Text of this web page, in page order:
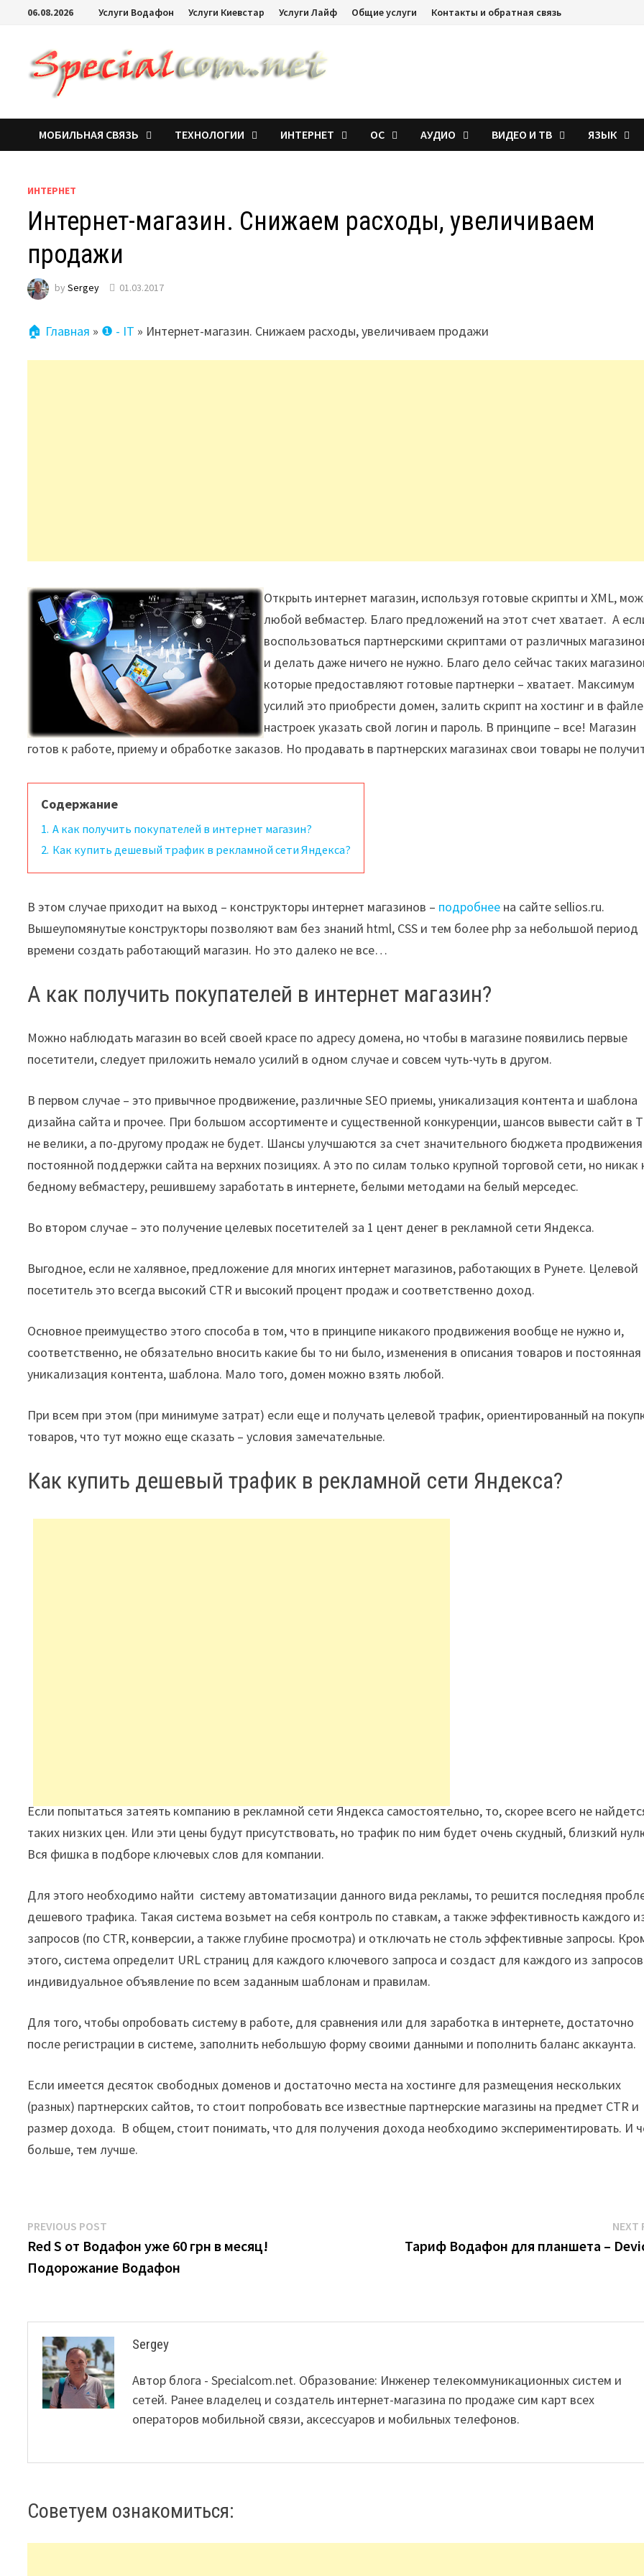
06.08.2026 Услуги Водафон Услуги Киевстар Услуги Лайф Общие услуги Контакты и обратная связь
МОБИЛЬНАЯ СВЯЗЬ ТЕХНОЛОГИИ ИНТЕРНЕТ ОС АУДИО ВИДЕО И ТВ ЯЗЫК
ИНТЕРНЕТ
Интернет-магазин. Снижаем расходы, увеличиваем
продажи
bySergey 01.03.2017
🏠 Главная » ❶ - IT » Интернет-магазин. Снижаем расходы, увеличиваем продажи
Открыть интернет магазин, используя готовые скрипты и XML,
любой вебмастер. Благо предложений на этот счет хватает. А
воспользоваться партнерскими скриптами от различных
и делать даже ничего не нужно. Благо дело сейчас таких
которые предоставляют готовые партнерки – хватает. Максимум
усилий это приобрести домен, залить скрипт на хостинг и в файле
настроек указать свой логин и пароль. В принципе – все! Магазин
готов к работе, приему и обработке заказов. Но продавать в партнерских магазинах свои товары не
Содержание
1. А как получить покупателей в интернет магазин?
2. Как купить дешевый трафик в рекламной сети Яндекса?
В этом случае приходит на выход – конструкторы интернет магазинов – подробнее на сайте sellios.ru.
Вышеупомянутые конструкторы позволяют вам без знаний html, CSS и тем более php за небольшой период
времени создать работающий магазин. Но это далеко не все…
А как получить покупателей в интернет магазин?
Можно наблюдать магазин во всей своей красе по адресу домена, но чтобы в магазине появились первые
посетители, следует приложить немало усилий в одном случае и совсем чуть-чуть в другом.
В первом случае – это привычное продвижение, различные SEO приемы, уникализация контента и шаблона
дизайна сайта и прочее. При большом ассортименте и существенной конкуренции, шансов вывести сайт в
не велики, а по-другому продаж не будет. Шансы улучшаются за счет значительного бюджета
постоянной поддержки сайта на верхних позициях. А это по силам только крупной торговой сети, но никак
бедному вебмастеру, решившему заработать в интернете, белыми методами на белый мерседес.
Во втором случае – это получение целевых посетителей за 1 цент денег в рекламной сети Яндекса.
Выгодное, если не халявное, предложение для многих интернет магазинов, работающих в Рунете. Целевой
посетитель это всегда высокий CTR и высокий процент продаж и соответственно доход.
Основное преимущество этого способа в том, что в принципе никакого продвижения вообще не нужно и,
соответственно, не обязательно вносить какие бы то ни было, изменения в описания товаров и постоянная
уникализация контента, шаблона. Мало того, домен можно взять любой.
При всем при этом (при минимуме затрат) если еще и получать целевой трафик, ориентированный на
товаров, что тут можно еще сказать – условия замечательные.
Как купить дешевый трафик в рекламной сети Яндекса?
Если попытаться затеять компанию в рекламной сети Яндекса самостоятельно, то, скорее всего не
таких низких цен. Или эти цены будут присутствовать, но трафик по ним будет очень скудный, близкий
Вся фишка в подборе ключевых слов для компании.
Для этого необходимо найти систему автоматизации данного вида рекламы, то решится последняя
дешевого трафика. Такая система возьмет на себя контроль по ставкам, а также эффективность каждого
запросов (по CTR, конверсии, а также глубине просмотра) и отключать не столь эффективные запросы.
этого, система определит URL страниц для каждого ключевого запроса и создаст для каждого из запросов
индивидуальное объявление по всем заданным шаблонам и правилам.
Для того, чтобы опробовать систему в работе, для сравнения или для заработка в интернете, достаточно
после регистрации в системе, заполнить небольшую форму своими данными и пополнить баланс аккаунта.
Если имеется десяток свободных доменов и достаточно места на хостинге для размещения нескольких
(разных) партнерских сайтов, то стоит попробовать все известные партнерские магазины на предмет CTR и
размер дохода. В общем, стоит понимать, что для получения дохода необходимо экспериментировать. И
больше, тем лучше.
Post
navigation
PREVIOUS POST
post:
Red S от Водафон уже 60 грн в месяц!
Подорожание Водафон
NEXT
Тариф Водафон для планшета –
Sergey
Автор блога - Specialcom.net. Образование: Инженер телекоммуникационных систем и
сетей. Ранее владелец и создатель интернет-магазина по продаже сим карт всех
операторов мобильной связи, аксессуаров и мобильных телефонов.
Советуем ознакомиться: